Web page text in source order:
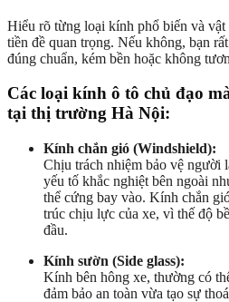
Hiểu rõ từng loại kính phổ biến và
tiền đề quan trọng. Nếu không, bạn
đúng chuẩn, kém bền hoặc không
Các loại kính ô tô chủ đạo
tại thị trường Hà Nội:
Kính chắn gió (Windshield):
Chịu trách nhiệm bảo vệ người
yếu tố khắc nghiệt bên ngoài
thể cứng bay vào. Kính chắn
trúc chịu lực của xe, vì thế độ
đầu.
Kính sườn (Side glass):
Kính bên hông xe, thường có
đảm bảo an toàn vừa tạo sự